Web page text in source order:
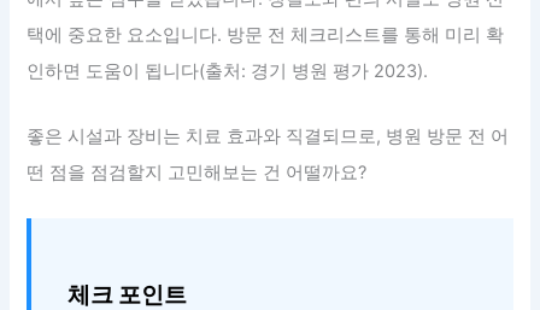
택에 중요한 요소입니다. 방문 전 체크리스트를 통해 미리 확
인하면 도움이 됩니다(출처: 경기 병원 평가 2023).
좋은 시설과 장비는 치료 효과와 직결되므로, 병원 방문 전 어
떤 점을 점검할지 고민해보는 건 어떨까요?
체크 포인트